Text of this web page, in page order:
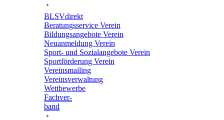
BLSVdi­rekt
Bera­tungs­ser­vice Verein
Bildungs­an­ge­bote Verein
Neuan­mel­dung Verein
Sport- und Sozi­al­an­ge­bote Verein
Sport­för­de­rung Verein
Vereins­mai­ling
Vereins­ver­wal­tung
Wett­be­werbe
Fach­ver­
band